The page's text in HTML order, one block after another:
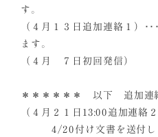
す。
（４月１３日追加連絡１）･
ます。
（４月 ７日初回発信）
＊＊＊＊＊＊ 以下 追加連
（４月２１日13:00追加連絡
4/20付け文書を送付し